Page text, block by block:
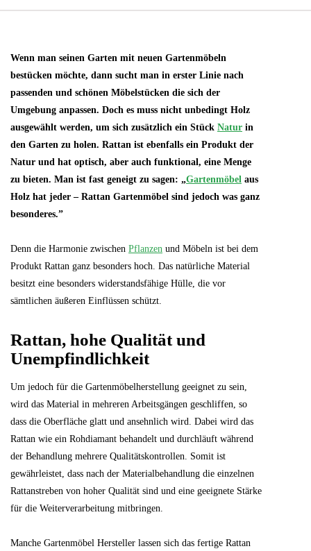
Wenn man seinen Garten mit neuen Gartenmöbeln
bestücken möchte, dann sucht man in erster Linie nach
passenden und schönen Möbelstücken die sich der
Umgebung anpassen. Doch es muss nicht unbedingt Holz
ausgewählt werden, um sich zusätzlich ein Stück Natur in
den Garten zu holen. Rattan ist ebenfalls ein Produkt der
Natur und hat optisch, aber auch funktional, eine Menge
zu bieten. Man ist fast geneigt zu sagen: „Gartenmöbel aus
Holz hat jeder – Rattan Gartenmöbel sind jedoch was ganz
besonderes.”
Denn die Harmonie zwischen Pflanzen und Möbeln ist bei dem
Produkt Rattan ganz besonders hoch. Das natürliche Material
besitzt eine besonders widerstandsfähige Hülle, die vor
sämtlichen äußeren Einflüssen schützt.
Rattan, hohe Qualität und
Unempfindlichkeit
Um jedoch für die Gartenmöbelherstellung geeignet zu sein,
wird das Material in mehreren Arbeitsgängen geschliffen, so
dass die Oberfläche glatt und ansehnlich wird. Dabei wird das
Rattan wie ein Rohdiamant behandelt und durchläuft während
der Behandlung mehrere Qualitätskontrollen. Somit ist
gewährleistet, dass nach der Materialbehandlung die einzelnen
Rattanstreben von hoher Qualität sind und eine geeignete Stärke
für die Weiterverarbeitung mitbringen.
Manche Gartenmöbel Hersteller lassen sich das fertige Rattan